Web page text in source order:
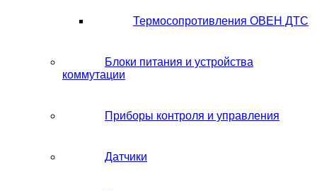
Термосопротивления ОВЕН ДТС
Блоки питания и устройства
коммутации
Приборы контроля и управления
Датчики